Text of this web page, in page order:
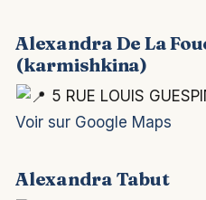
Alexandra De La
(karmishkina)
5 RUE LOUIS
Voir sur Google Maps
Alexandra Tabut